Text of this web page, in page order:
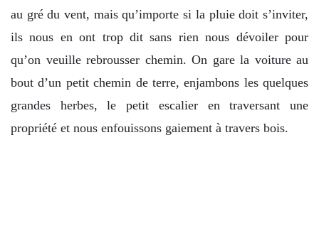
au gré du vent, mais qu’importe si la pluie doit s’inviter,
ils nous en ont trop dit sans rien nous dévoiler pour
qu’on veuille rebrousser chemin. On gare la voiture au
bout d’un petit chemin de terre, enjambons les quelques
grandes herbes, le petit escalier en traversant une
propriété et nous enfouissons gaiement à travers bois.